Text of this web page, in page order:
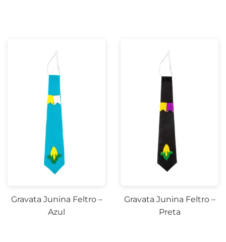
Gravata Junina Feltro –
Azul
Gravata Junina Feltro –
Preta